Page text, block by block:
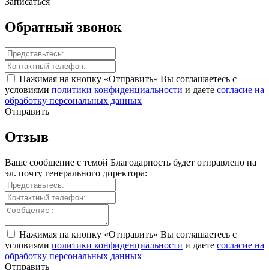
Обратный звонок
Нажимая на кнопку «Отправить» Вы соглашаетесь с
условиями политики конфиденциальности и даете согласие на
обработку персональных данных
Отправить
Отзыв
Ваше сообщение с темой Благодарность будет отправлено на
эл. почту генерального директора:
Нажимая на кнопку «Отправить» Вы соглашаетесь с
условиями политики конфиденциальности и даете согласие на
обработку персональных данных
Отправить